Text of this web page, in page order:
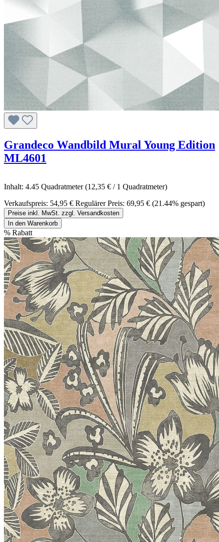
Grandeco Wandbild Mural Young Edition
ML4601
Inhalt: 4.45 Quadratmeter(12,35 € / 1 Quadratmeter)
Verkaufspreis: 54,95 € Regulärer Preis: 69,95 € (21.44% gespart)
Preise inkl. MwSt. zzgl. Versandkosten
In den Warenkorb
% Rabatt